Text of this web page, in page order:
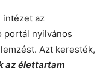
intézet az
portál nyilvános
Azt keresték,
az élettartam